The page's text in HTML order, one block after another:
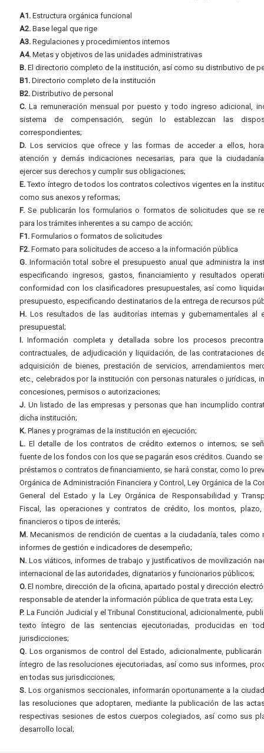
A1. Estructura orgánica funcional
A2. Base legal que rige
A3. Regulaciones y procedimientos internos
A4. Metas y objetivos de las unidades administrativas
B. El directorio completo de la institución, así como su distributivo de
B1. Directorio completo de la institución
B2. Distributivo de personal
C. La remuneración mensual por puesto y todo ingreso adicional,
sistema de compensación, según lo establezcan las
correspondientes;
D. Los servicios que ofrece y las formas de acceder a ellos,
atención y demás indicaciones necesarias, para que la
ejercer sus derechos y cumplir sus obligaciones;
E.Texto íntegro de todos los contratos colectivos vigentes en la
como sus anexos y reformas;
F. Se publicarán los formularios o formatos de solicitudes que se
para los trámites inherentes a su campo de acción;
F1. Formularios o formatos de solicitudes
F2. Formato para solicitudes de acceso a la información pública
G. Información total sobre el presupuesto anual que administra la
especificando ingresos, gastos, financiamiento y resultados
conformidad con los clasificadores presupuestales, así como
presupuesto, especificando destinatarios de la entrega de recursos
H. Los resultados de las auditorías internas y gubernamentales al
presupuestal;
I. Información completa y detallada sobre los procesos
contractuales, de adjudicación y liquidación, de las contrataciones
adquisición de bienes, prestación de servicios, arrendamientos
etc., celebrados por la institución con personas naturales o jurídicas,
concesiones, permisos o autorizaciones;
J. Un listado de las empresas y personas que han incumplido
dicha institución;
K. Planes y programas de la institución en ejecución;
L. El detalle de los contratos de crédito externos o internos; se
fuente de los fondos con los que se pagarán esos créditos. Cuando se
préstamos o contratos de financiamiento, se hará constar, como lo
Orgánica de Administración Financiera y Control, Ley Orgánica de la
General del Estado y la Ley Orgánica de Responsabilidad y
Fiscal, las operaciones y contratos de crédito, los montos,
financieros o tipos de interés;
M. Mecanismos de rendición de cuentas a la ciudadanía, tales como
informes de gestión e indicadores de desempeño;
N. Los viáticos, informes de trabajo y justificativos de movilización
internacional de las autoridades, dignatarios y funcionarios públicos;
O. El nombre, dirección de la oficina, apartado postal y dirección
responsable de atender la información pública de que trata esta Ley;
P. La Función Judicial y el Tribunal Constitucional, adicionalmente,
texto íntegro de las sentencias ejecutoriadas, producidas en
jurisdicciones;
Q. Los organismos de control del Estado, adicionalmente, publicarán
íntegro de las resoluciones ejecutoriadas, así como sus informes,
en todas sus jurisdicciones;
S. Los organismos seccionales, informarán oportunamente a la
las resoluciones que adoptaren, mediante la publicación de las
respectivas sesiones de estos cuerpos colegiados, así como sus
desarrollo local;